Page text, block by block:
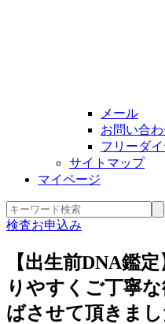
メール
お問い合
フリーダ
サイトマップ
マイページ
検査お申込み
【出生前DNA鑑
りやすくご丁寧
ばさせて頂きまし